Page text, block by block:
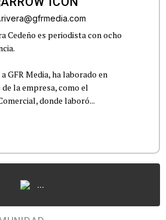
Cedeño es periodista con ocho
GFR Media, ha laborado en
la empresa, como el
donde laboró...
...